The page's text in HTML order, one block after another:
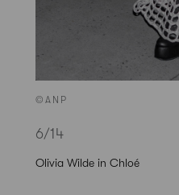
©ANP
6/14
Olivia Wilde in Chloé